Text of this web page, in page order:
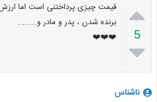

5

قیمت چیزی پرداختنی است اما
برنده شدن ، پدر و مادر و........
❤️❤️❤️
ناشناس